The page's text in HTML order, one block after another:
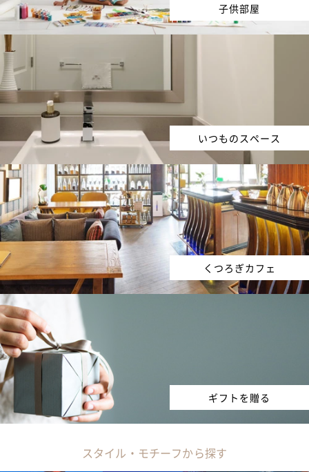
子供部屋
いつものスペース
くつろぎカフェ
ギフトを贈る
スタイル・モチーフから探す